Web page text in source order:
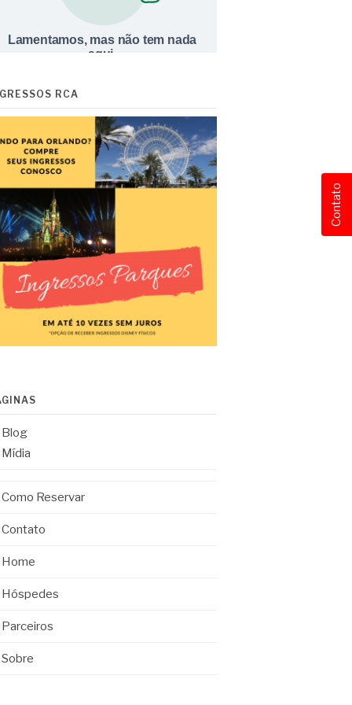
RCA
Blog
Mídia
Como Reservar
Contato
Home
Hóspedes
Parceiros
Sobre
Contato